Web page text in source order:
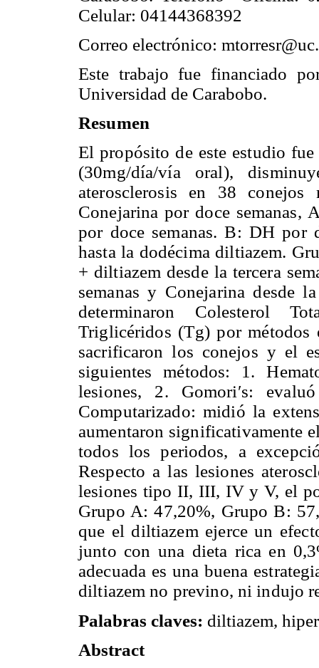
Celular: 04144368392
Correo electrónico:
Este trabajo fue financiado
Universidad de Carabobo.
Resumen
El propósito de este estudio
(30mg/día/vía oral),
aterosclerosis en 38 conejos
Conejarina por doce semanas,
por doce semanas. B: DH por
hasta la dodécima diltiazem.
+ diltiazem desde la tercera
semanas y Conejarina desde
determinaron Colesterol
Triglicéridos (Tg) por métodos
sacrificaron los conejos y el
siguientes métodos: 1.
lesiones, 2. Gomori′s:
Computarizado: midió la
aumentaron significativamente
todos los periodos, a
Respecto a las lesiones
lesiones tipo II, III, IV y V, el
Grupo A: 47,20%, Grupo B:
que el diltiazem ejerce un
junto con una dieta rica en
adecuada es una buena
diltiazem no previno, ni indujo
Palabras claves: diltiazem,
Abstract